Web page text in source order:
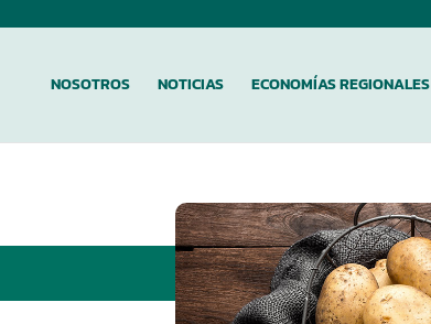
NOSOTROS NOTICIAS ECONOMÍAS REGIONALES